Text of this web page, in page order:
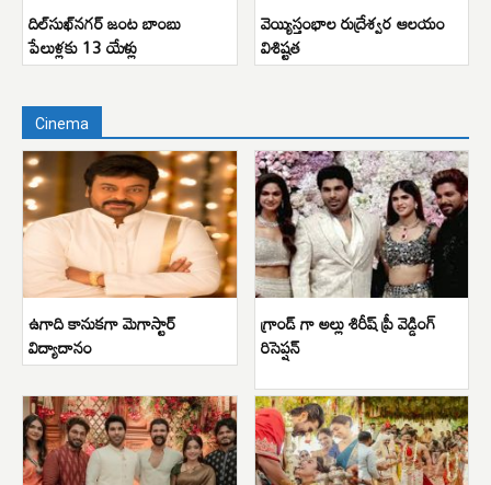
దిల్‌సుఖ్‌నగర్ జంట బాంబు
పేలుళ్లకు 13 యేళ్లు
వెయ్యిస్తంభాల రుద్రేశ్వర ఆలయం
విశిష్టత
Cinema
ఉగాది కానుకగా మెగాస్టార్
విద్యాదానం
గ్రాండ్ గా అల్లు శిరీష్ ప్రీ వెడ్డింగ్
రిసెప్షన్